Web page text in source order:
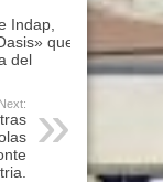
Indap,
que
del
Next: